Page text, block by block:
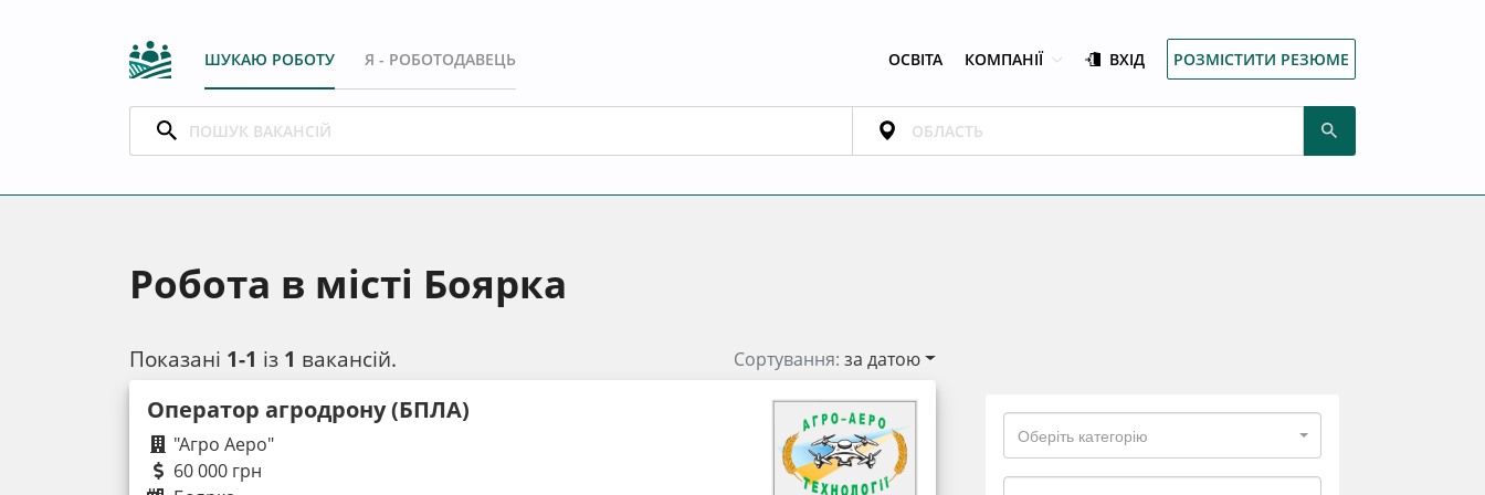
ШУКАЮ РОБОТУ Я - РОБОТОДАВЕЦЬ ОСВІТА КОМПАНІЇ ВХІД РОЗМІСТИТИ РЕЗЮМЕ
Робота в місті Боярка
Показані 1-1 із 1 вакансій. Сортування:за датою
Оператор агродрону (БПЛА)
"Агро Аеро"
60 000 грн
Оберіть категорію